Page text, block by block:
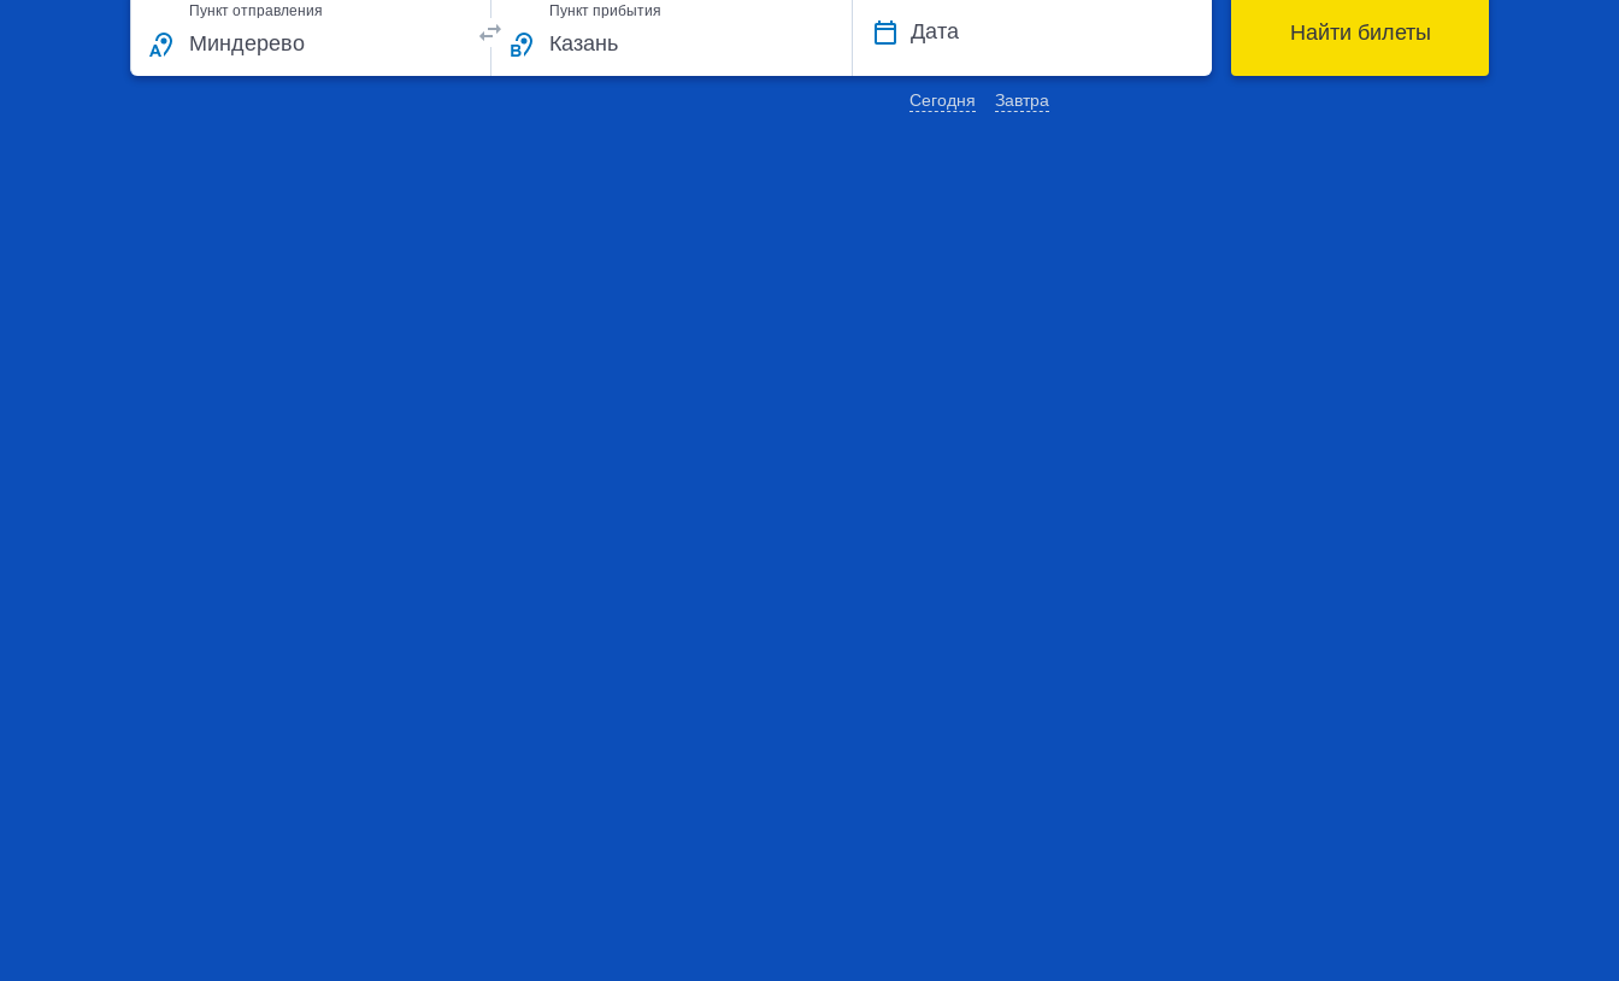
Пункт отправления Пункт прибытия
Дата
Сегодня Завтра
Найти билеты